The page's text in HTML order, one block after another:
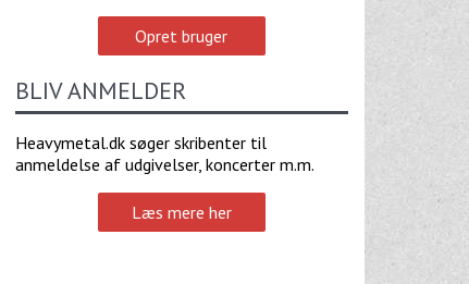
Opret bruger
BLIV ANMELDER
Heavymetal.dk søger skribenter til
anmeldelse af udgivelser, koncerter m.m.
Læs mere her